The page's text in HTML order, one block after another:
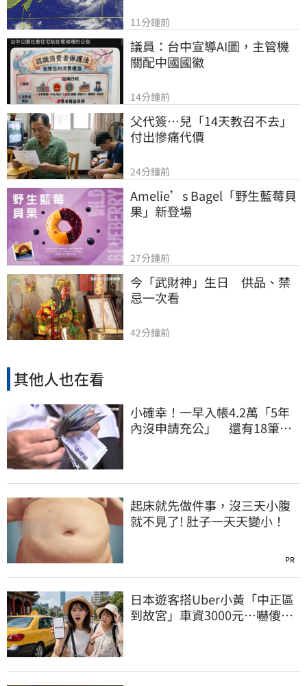
11分鐘前
議員：台中宣導AI圖，主管機
關配中國國徽
14分鐘前
父代簽…兒「14天教召不去」
付出慘痛代價
24分鐘前
Amelie’s Bagel「野生藍莓貝
果」新登場
27分鐘前
今「武財神」生日　供品、禁
忌一次看
42分鐘前
其他人也在看
小確幸！一早入帳4.2萬「5年
內沒申請充公」 還有18筆錢
起床就先做件事，沒三天小腹
就不見了! 肚子一天天變小！
PR
日本遊客搭Uber小黃「中正區
到故宮」車資3000元…嚇傻：